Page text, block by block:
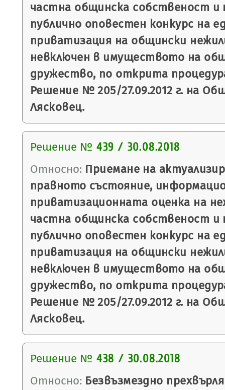
частна общинска собственост и
публично оповестен конкурс на
приватизация на общински
невключен в имуществото на
дружество, по открита
Решение № 205/27.09.2012 г. на
Лясковец.
Решение № 439 / 30.08.2018
Относно: Приемане на
правното състояние,
приватизационната оценка на
частна общинска собственост и
публично оповестен конкурс на
приватизация на общински
невключен в имуществото на
дружество, по открита
Решение № 205/27.09.2012 г. на
Лясковец.
Решение № 438 / 30.08.2018
Относно: Безвъзмездно